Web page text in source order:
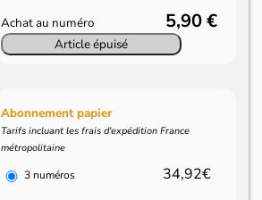
Achat au numéro 5,90 €
Article épuisé
Abonnement papier
Tarifs incluant les frais d'expédition France
métropolitaine
3 numéros 34,92€